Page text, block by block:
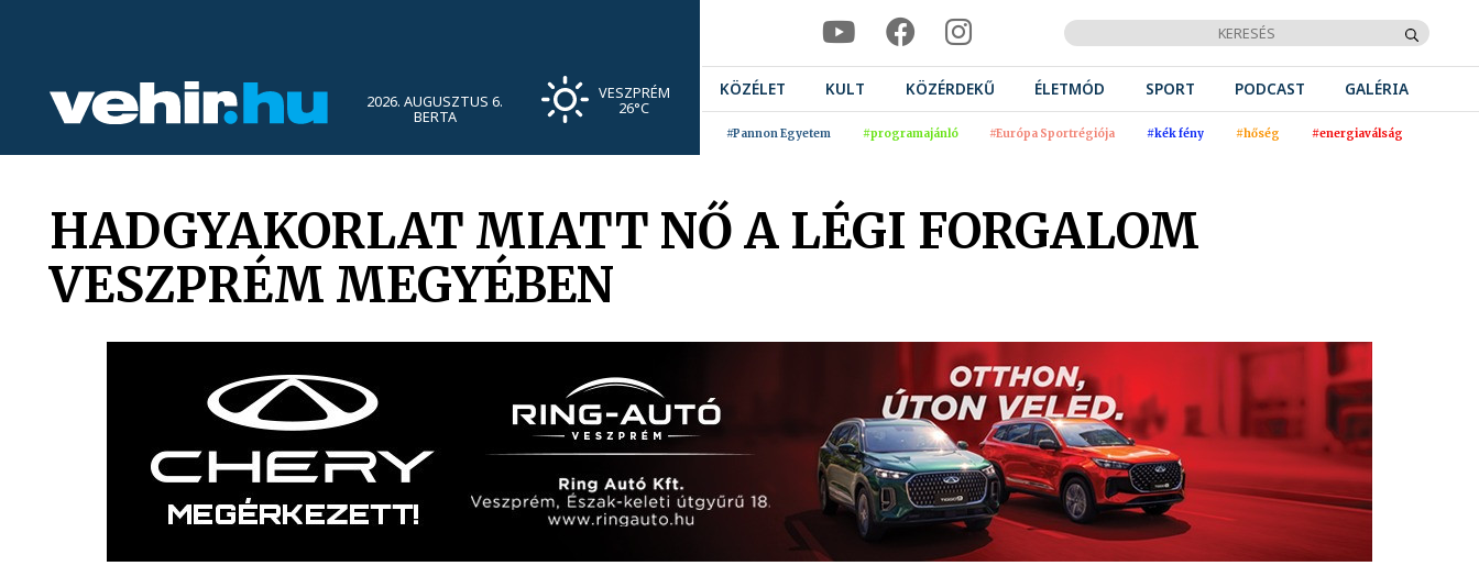
2026. AUGUSZTUS 6.
BERTA
VESZPRÉM
26°C
KÖZÉLET KULT KÖZÉRDEKŰ ÉLETMÓD SPORT PODCAST GALÉRIA
#Pannon Egyetem #programajánló #Európa Sportrégiója #kék fény #hőség #energiaválság
HADGYAKORLAT MIATT NŐ A LÉGI FORGALOM
VESZPRÉM MEGYÉBEN